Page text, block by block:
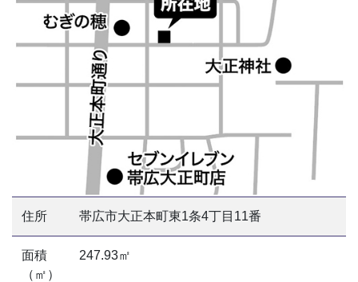
住所 帯広市大正本町東1条4丁目11番
面積
（㎡）
247.93㎡